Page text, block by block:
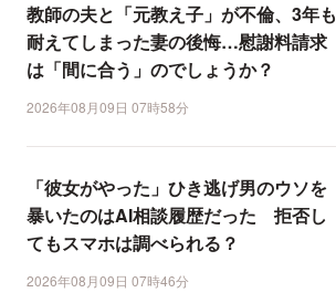
教師の夫と「元教え子」が不倫、3年も
耐えてしまった妻の後悔…慰謝料請求
は「間に合う」のでしょうか？
2026年08月09日 07時58分
「彼女がやった」ひき逃げ男のウソを
暴いたのはAI相談履歴だった 拒否し
てもスマホは調べられる？
2026年08月09日 07時46分